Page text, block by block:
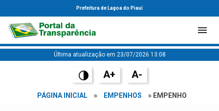
Prefeitura de Lagoa do Piauí
Última atualização em 23/07/2026 13:08
A+ A-
PÁGINA INICIAL » EMPENHOS » EMPENHO